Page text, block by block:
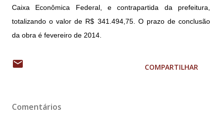
Caixa Econômica Federal, e contrapartida da prefeitura,
totalizando o valor de R$ 341.494,75. O prazo de conclusão
da obra é fevereiro de 2014.
COMPARTILHAR
Comentários